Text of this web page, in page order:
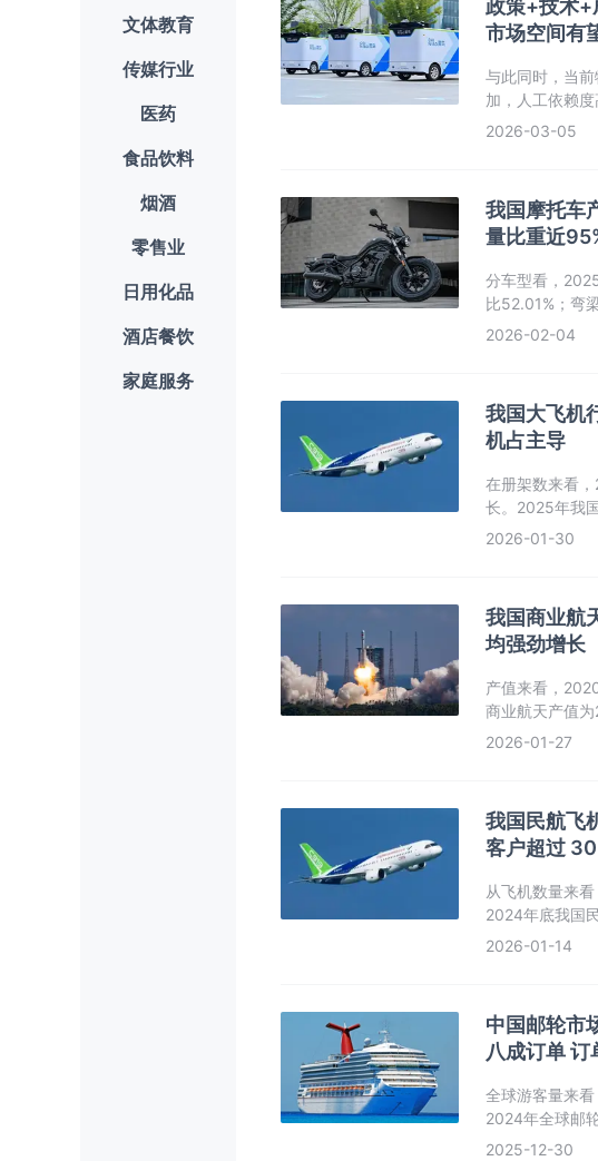
文体教育
传媒行业
医药
食品饮料
烟酒
零售业
日用化品
酒店餐饮
家庭服务
政策+技术+
市场空间有
与此同时，当
加，人工依赖
替代、降本增
2026-03-05
我国摩托车
量比重近
分车型看，
比52.01%；弯
车市场占比
2026-02-04
我国大飞机
机占主导
在册架数来看
长。2025年我
架。
2026-01-30
我国商业航
均强劲增长
产值来看，
商业航天产值
2026-01-27
我国民航飞
客户超过
从飞机数量来
2024年底我国
124架。
2026-01-14
中国邮轮市
八成订单
全球游客量来
2024年全球邮
接近38百万人次
2025-12-30